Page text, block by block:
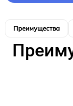
Преимущества